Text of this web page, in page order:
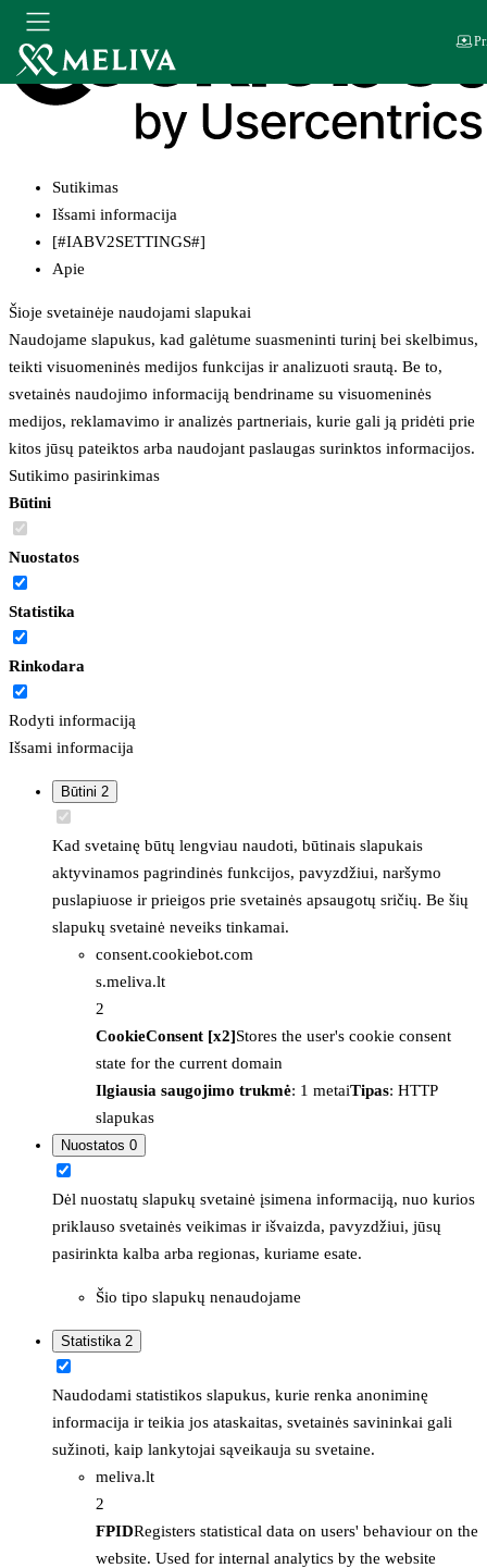
Sutikimas
Išsami informacija
[#IABV2SETTINGS#]
Apie
Šioje svetainėje naudojami slapukai
Naudojame slapukus, kad galėtume suasmeninti turinį bei skelbimus,
teikti visuomeninės medijos funkcijas ir analizuoti srautą. Be to,
svetainės naudojimo informaciją bendriname su visuomeninės
medijos, reklamavimo ir analizės partneriais, kurie gali ją pridėti prie
kitos jūsų pateiktos arba naudojant paslaugas surinktos informacijos.
Sutikimo pasirinkimas
Būtini
Nuostatos
Statistika
Rinkodara
Rodyti informaciją
Išsami informacija
Būtini 2
Kad svetainę būtų lengviau naudoti, būtinais slapukais
aktyvinamos pagrindinės funkcijos, pavyzdžiui, naršymo
puslapiuose ir prieigos prie svetainės apsaugotų sričių. Be šių
slapukų svetainė neveiks tinkamai.
consent.cookiebot.com
s.meliva.lt
2
CookieConsent [x2]Stores the user's cookie consent
state for the current domain
Ilgiausia saugojimo trukmė: 1 metaiTipas: HTTP
slapukas
Nuostatos 0
Dėl nuostatų slapukų svetainė įsimena informaciją, nuo kurios
priklauso svetainės veikimas ir išvaizda, pavyzdžiui, jūsų
pasirinkta kalba arba regionas, kuriame esate.
Šio tipo slapukų nenaudojame
Statistika 2
Naudodami statistikos slapukus, kurie renka anoniminę
informacija ir teikia jos ataskaitas, svetainės savininkai gali
sužinoti, kaip lankytojai sąveikauja su svetaine.
meliva.lt
2
FPIDRegisters statistical data on users' behaviour on the
website. Used for internal analytics by the website